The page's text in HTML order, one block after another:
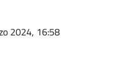
2024, 16:58